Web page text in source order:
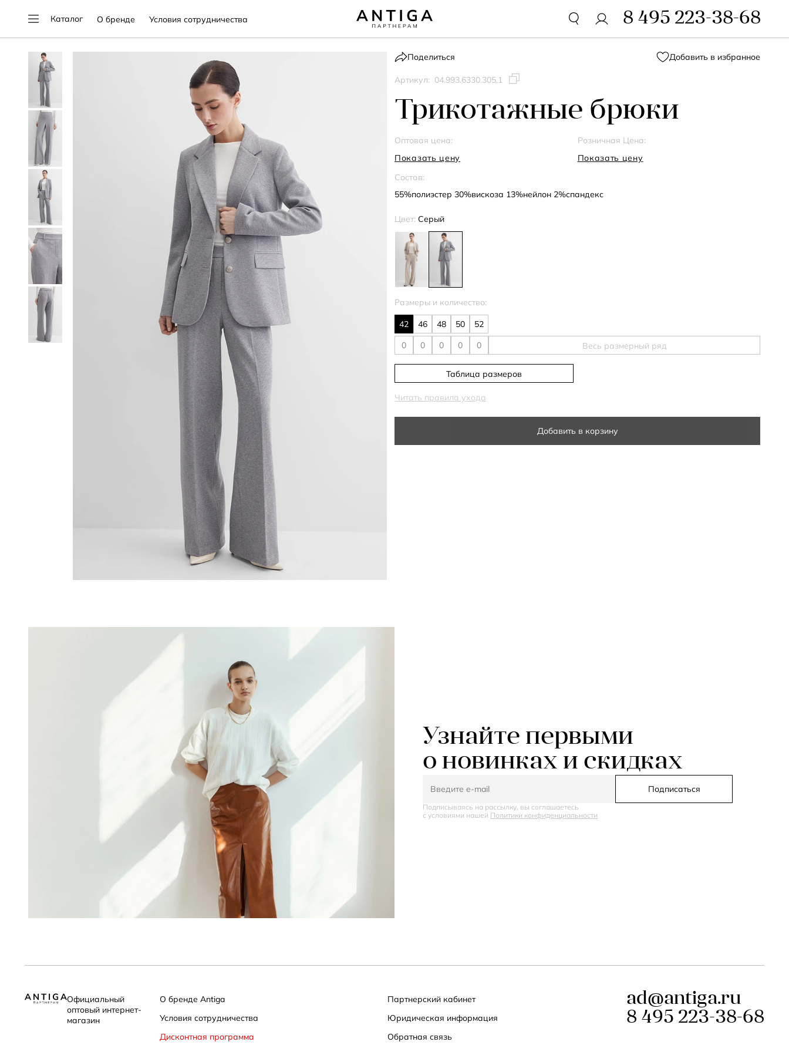
Каталог О бренде Условия сотрудничества 8 495 223-38-68
Поделиться Добавить в избранное
Артикул: 04.993.6330.305.1
Трикотажные брюки
Оптовая цена:
Показать цену
Розничная Цена:
Показать цену
Состав:
55%полиэстер 30%вискоза 13%нейлон 2%спандекс
Цвет: Серый
Размеры и количество:
42 46 48 50 52
Весь размерный ряд
Таблица размеров
Читать правила ухода
Добавить в корзину
Узнайте первыми
о новинках и скидках
Подписаться
Подписываясь на рассылку, вы соглашаетесь
с условиями нашей Политики конфиденциальности
Официальный
оптовый интернет-
магазин
О бренде Antiga
Условия сотрудничества
Дисконтная программа
Партнерский кабинет
Юридическая информация
Обратная связь
ad@antiga.ru
8 495 223-38-68